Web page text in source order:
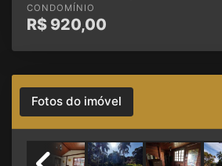
CONDOMÍNIO
R$ 920,00
Fotos do imóvel